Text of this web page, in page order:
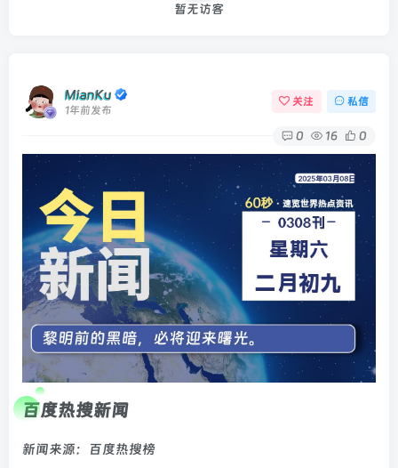
暂无访客
MianKu
1年前发布
关注 私信
0 16 0
百度热搜新闻
新闻来源：百度热搜榜